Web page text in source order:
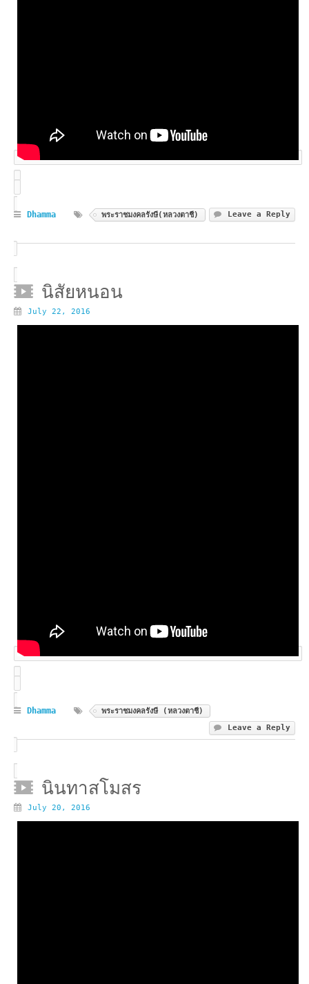
Dhamma พระราชมงคลรังษี(หลวงตาชี) Leave a Reply
นิสัยหนอน
July 22, 2016
Dhamma
พระราชมงคลรังษี (หลวงตาชี)
Leave a Reply
นินทาสโมสร
July 20, 2016